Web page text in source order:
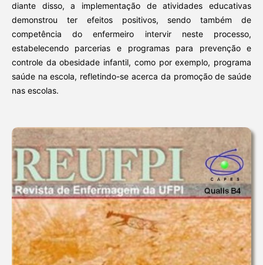
diante disso, a implementação de atividades educativas
demonstrou ter efeitos positivos, sendo também de
competência do enfermeiro intervir neste processo,
estabelecendo parcerias e programas para prevenção e
controle da obesidade infantil, como por exemplo, programa
saúde na escola, refletindo-se acerca da promoção de saúde
nas escolas.